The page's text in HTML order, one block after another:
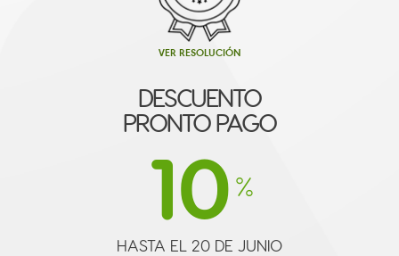
VER RESOLUCIÓN
DESCUENTO
PRONTO PAGO
10 %
HASTA EL 20 DE JUNIO